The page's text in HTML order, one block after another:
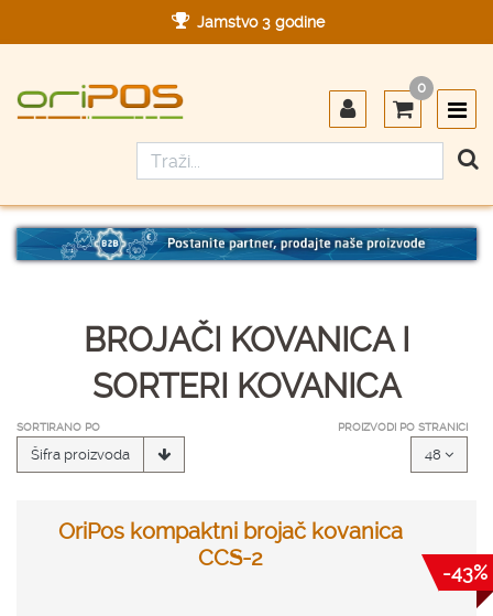
Jamstvo 3 godine
Designed in Germany
Made in Germany
0
BROJAČI KOVANICA I
SORTERI KOVANICA
SORTIRANO PO
Šifra proizvoda
PROIZVODI PO STRANICI
48
OriPos kompaktni brojač kovanica
CCS-2
-43%